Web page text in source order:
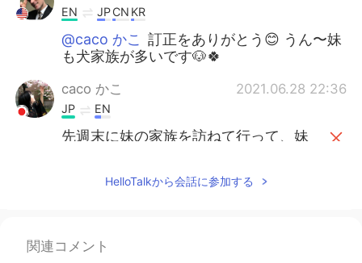
EN JPCN KR
@caco かこ
訂正をありがとう😊 うん〜妹
も犬家族が多いです🐶🍀
caco かこ 2021.06.28 22:36
JP EN
先週末に妹の家族を訪ねて行って、妹
先週末に妹の家族を訪ねて行って、妹
はよく私の横に来た
HelloTalkから会話に参加する
関連コメント